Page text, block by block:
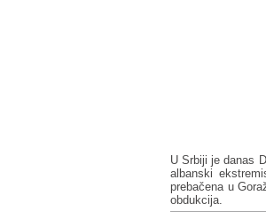
U Srbiji je danas
albanski
prebačena u
obdukcija.